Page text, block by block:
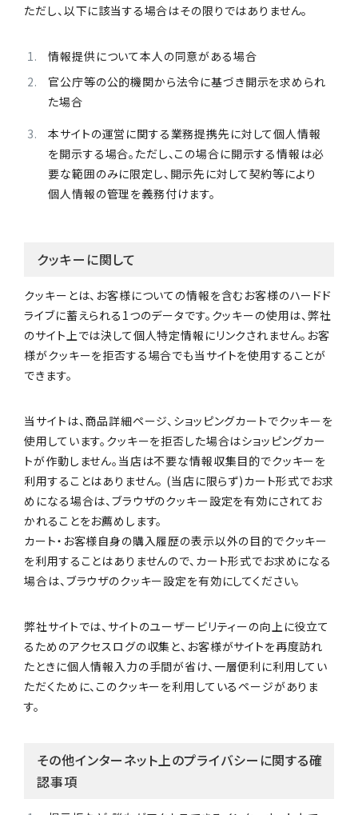
ただし、以下に該当する場合はその限りではありません。
情報提供について本人の同意がある場合
官公庁等の公的機関から法令に基づき開示を求められ
た場合
本サイトの運営に関する業務提携先に対して個人情報
を開示する場合。ただし、この場合に開示する情報は必
要な範囲のみに限定し、開示先に対して契約等により
個人情報の管理を義務付けます。
クッキーに関して
クッキーとは、お客様についての情報を含むお客様のハードド
ライブに蓄えられる1つのデータです。クッキーの使用は、弊社
のサイト上では決して個人特定情報にリンクされません。お客
様がクッキーを拒否する場合でも当サイトを使用することが
できます。
当サイトは、商品詳細ページ、ショッピングカートでクッキーを
使用しています。クッキーを拒否した場合はショッピングカー
トが作動しません。当店は不要な情報収集目的でクッキーを
利用することはありません。 (当店に限らず)カート形式でお求
めになる場合は、ブラウザのクッキー設定を有効にされてお
かれることをお薦めします。
カート・お客様自身の購入履歴の表示以外の目的でクッキー
を利用することはありませんので、カート形式でお求めになる
場合は、ブラウザのクッキー設定を有効にしてください。
弊社サイトでは、サイトのユーザービリティーの向上に役立て
るためのアクセスログの収集と、お客様がサイトを再度訪れ
たときに個人情報入力の手間が省け、一層便利に利用してい
ただくために、このクッキーを利用しているページがありま
す。
その他インターネット上のプライバシーに関する確
認事項